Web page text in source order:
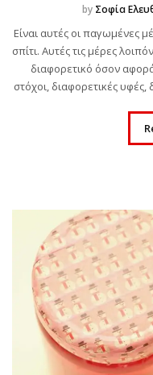
by Σοφία
Είναι αυτές οι παγωμένες
σπίτι. Αυτές τις μέρες
διαφορετικό όσον
στόχοι, διαφορετικές